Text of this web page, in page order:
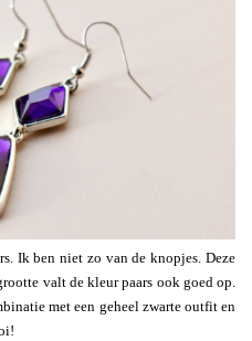
Ik ben niet zo van de knopjes. Deze
valt de kleur paars ook goed op.
met een geheel zwarte outfit en